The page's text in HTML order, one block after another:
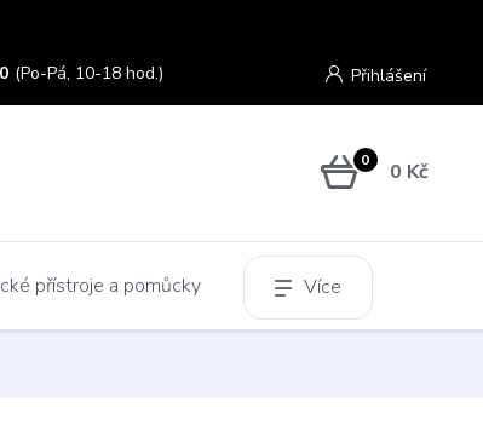
Přihlášení
(Po-Pá, 10-18 hod.)
0 0 Kč
přístroje a pomůcky Více